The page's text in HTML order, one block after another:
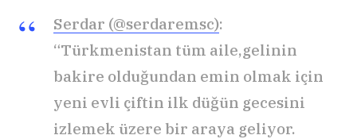
Serdar (@serdaremsc):
“Türkmenistan tüm aile,gelinin
bakire olduğundan emin olmak için
yeni evli çiftin ilk düğün gecesini
izlemek üzere bir araya geliyor.